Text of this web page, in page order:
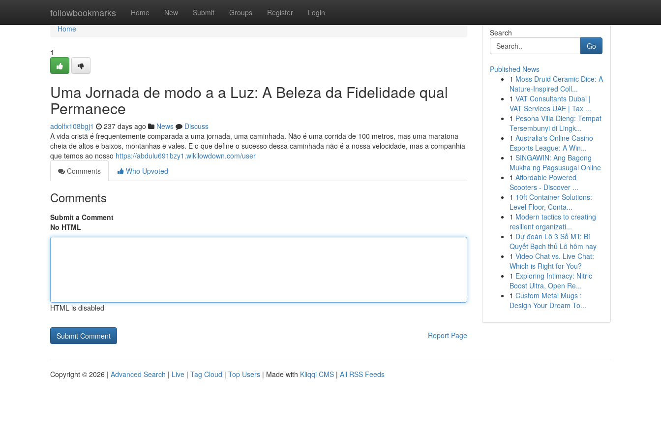
followbookmarks Home New Submit Groups Register Login
Home
Home
1
Uma Jornada de modo a a Luz: A Beleza da Fidelidade qual
Permanece
adolfx108bgj1 237 days ago News
Discuss
A vida cristã é frequentemente comparada a uma jornada, uma caminhada. Não é uma corrida de 100 metros, mas uma maratona
cheia de altos e baixos, montanhas e vales. E o que define o sucesso dessa caminhada não é a nossa velocidade, mas a companhia
que temos ao nosso https://abdulu691bzy1.wikilowdown.com/user
Comments
Who Upvoted
Comments
Submit a Comment
No HTML
HTML is disabled
Report Page
Search
Go
Published News
1 Moss Druid Ceramic Dice: A
Nature-Inspired Coll...
1 VAT Consultants Dubai |
VAT Services UAE | Tax ...
1 Pesona Villa Dieng: Tempat
Tersembunyi di Lingk...
1 Australia's Online Casino
Esports League: A Win...
1 SINGAWIN: Ang Bagong
Mukha ng Pagsusugal Online
1 Affordable Powered
Scooters - Discover ...
1 10ft Container Solutions:
Level Floor, Conta...
1 Modern tactics to creating
resilient organizati...
1 Dự đoán Lô 3 Số MT: Bí
Quyết Bạch thủ Lô hôm nay
1 Video Chat vs. Live Chat:
Which is Right for You?
1 Exploring Intimacy: Nitric
Boost Ultra, Open Re...
1 Custom Metal Mugs :
Design Your Dream To...
Copyright © 2026 | Advanced Search | Live | Tag Cloud | Top Users | Made with Kliqqi CMS | All RSS Feeds